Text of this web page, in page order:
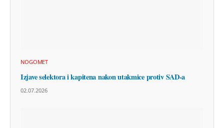
NOGOMET
Izjave selektora i kapitena nakon utakmice protiv SAD-a
02.07.2026